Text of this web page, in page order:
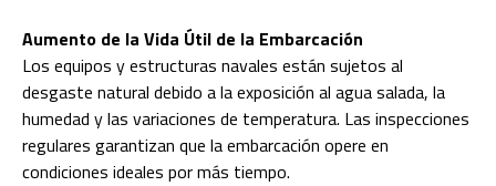
Aumento de la Vida Útil de la Embarcación
Los equipos y estructuras navales están sujetos al
desgaste natural debido a la exposición al agua salada, la
humedad y las variaciones de temperatura. Las inspecciones
regulares garantizan que la embarcación opere en
condiciones ideales por más tiempo.